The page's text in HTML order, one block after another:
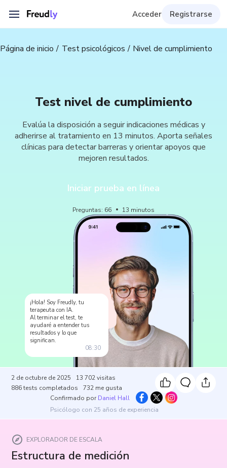
Acceder Registrarse
Página de inicio Test psicológicos Nivel de cumplimiento
Test nivel de cumplimiento
Evalúa la disposición a seguir indicaciones médicas y
adherirse al tratamiento en 13 minutos. Aporta señales
clínicas para detectar barreras y orientar apoyos que
mejoren resultados.
Iniciar prueba en línea
Preguntas: 66 13 minutos
¡Hola! Soy Freudly, tu
terapeuta con IA.
Al terminar el test, te
ayudaré a entender tus
resultados y lo que
significan.
08:30
2 de octubre de 2025 13 702 visitas
886 tests completados 732 me gusta
Confirmado por Daniel Hall
Psicólogo con 25 años de experiencia
EXPLORADOR DE ESCALA
Estructura de medición